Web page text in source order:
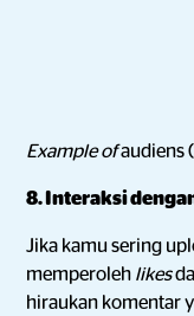
Example ofaudiens
8. Interaksi
Jika kamu sering
memperoleh likes
hiraukan komentar